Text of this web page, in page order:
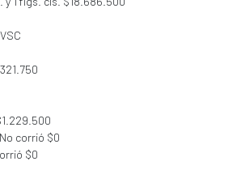
No corrió $0
$0